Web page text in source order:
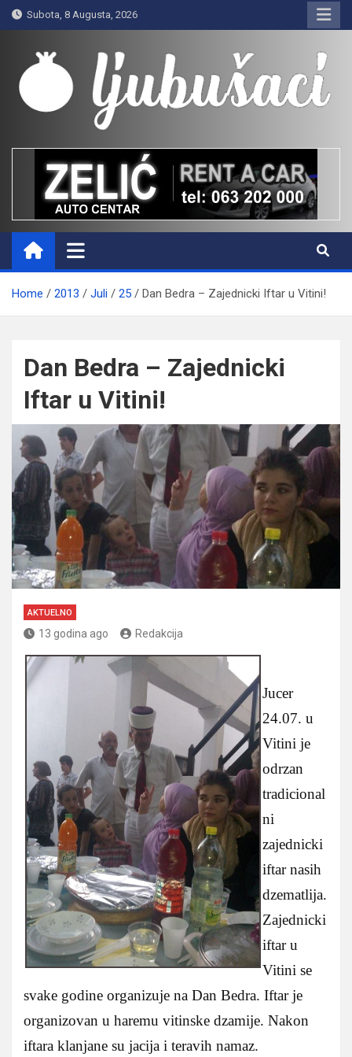
Skip
to
content
Subota, 8 Augusta, 2026
Ljubušaci
Svom voljenom gradu
Home 2013 Juli 25 Dan Bedra – Zajednicki Iftar u Vitini!
Dan Bedra – Zajednicki
Iftar u Vitini!
AKTUELNO
13 godina ago Redakcija
Jucer
24.07. u
Vitini je
odrzan
tradicional
ni
zajednicki
iftar nasih
dzematlija.
Zajednicki
iftar u
Vitini se
svake godine organizuje na Dan Bedra. Iftar je
organizovan u haremu vitinske dzamije. Nakon
iftara klanjane su jacija i teravih namaz.